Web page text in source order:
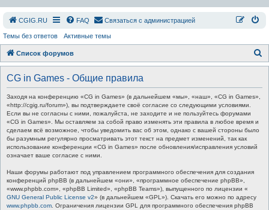
СGIG.RU FAQ Связаться с администрацией
Темы без ответов Активные темы
Список форумов
о
CG in Games - Общие правила
Заходя на конференцию «CG in Games» (в дальнейшем «мы», «наш», «CG in Games»,
«http://cgig.ru/forum»), вы подтверждаете своё согласие со следующими условиями.
Если вы не согласны с ними, пожалуйста, не заходите и не пользуйтесь форумами
«CG in Games». Мы оставляем за собой право изменять эти правила в любое время и
сделаем всё возможное, чтобы уведомить вас об этом, однако с вашей стороны было
бы разумным регулярно просматривать этот текст на предмет изменений, так как
использование конференции «CG in Games» после обновления/исправления условий
означает ваше согласие с ними.
Наши форумы работают под управлением программного обеспечения для создания
конференций phpBB (в дальнейшем «они», «программное обеспечение phpBB»,
«www.phpbb.com», «phpBB Limited», «phpBB Teams»), выпущенного по лицензии «
GNU General Public License v2» (в дальнейшем «GPL»). Скачать его можно по адресу
www.phpbb.com . Ограничения лицензии GPL для программного обеспечения phpBB